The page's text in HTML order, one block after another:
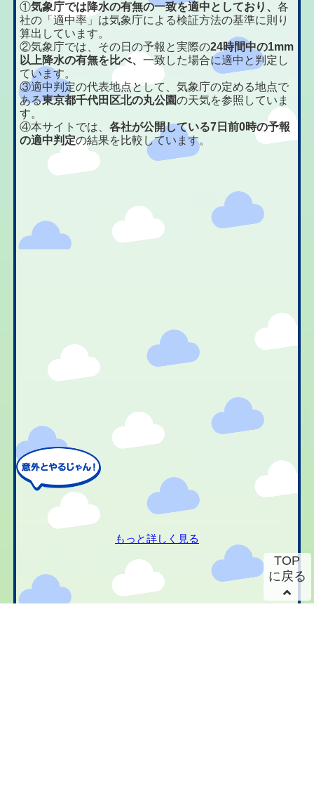
①気象庁では降水の有無の一致を適中としており、各
社の「適中率」は気象庁による検証方法の基準に則り
算出しています。
②気象庁では、その日の予報と実際の24時間中の1mm
以上降水の有無を比べ、一致した場合に適中と判定し
ています。
③適中判定の代表地点として、気象庁の定める地点で
ある東京都千代田区北の丸公園の天気を参照していま
す。
④本サイトでは、各社が公開している7日前0時の予報
の適中判定の結果を比較しています。
もっと詳しく見る
TOP
に戻る